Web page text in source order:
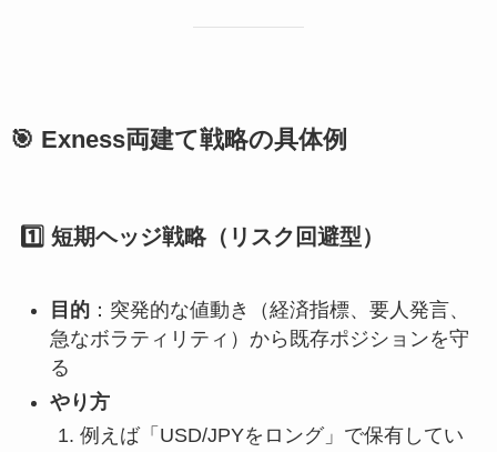
🎯 Exness両建て戦略の具体例
1️⃣ 短期ヘッジ戦略（リスク回避型）
目的：突発的な値動き（経済指標、要人発言、
急なボラティリティ）から既存ポジションを守
る
やり方
例えば「USD/JPYをロング」で保有してい